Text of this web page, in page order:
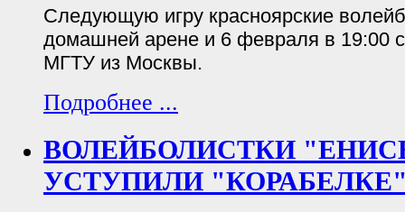
Следующую игру красноярские
домашней арене и 6 февраля в 19:00
МГТУ из Москвы.
Подробнее ...
ВОЛЕЙБОЛИСТКИ
УСТУПИЛИ